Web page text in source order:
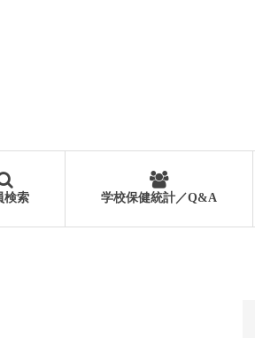
検索 学校保健統計／Q&A